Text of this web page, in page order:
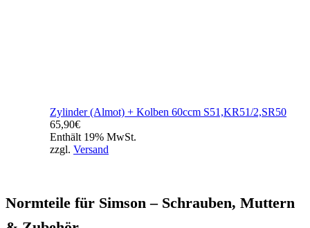
Zylinder (Almot) + Kolben 60ccm S51,KR51/2,SR50
65,90€
Enthält 19% MwSt.
zzgl. Versand
Normteile für Simson – Schrauben, Muttern